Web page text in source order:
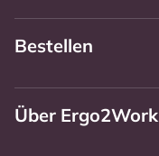
Bestellen
Über Ergo2Work